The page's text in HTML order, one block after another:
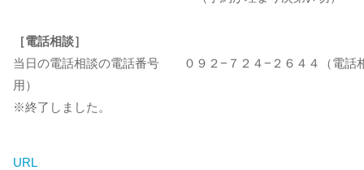
［電話相談］
当日の電話相談の電話番号 ０９２−７２４−２６４４（電話
用）
※終了しました。
URL